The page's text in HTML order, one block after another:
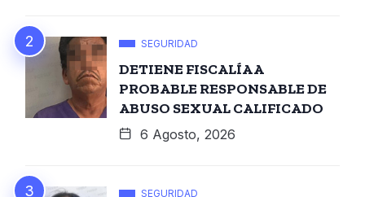
SEGURIDAD
DETIENE FISCALÍA A
PROBABLE RESPONSABLE DE
ABUSO SEXUAL CALIFICADO
6 Agosto, 2026
SEGURIDAD